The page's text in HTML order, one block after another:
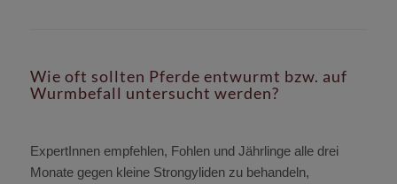
Wie oft sollten Pferde entwurmt bzw. auf
Wurmbefall untersucht werden?
ExpertInnen empfehlen, Fohlen und Jährlinge alle drei
Monate gegen kleine Strongyliden zu behandeln,